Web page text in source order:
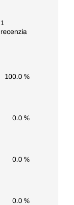
1
recenzia
100.0 %
0.0 %
0.0 %
0.0 %